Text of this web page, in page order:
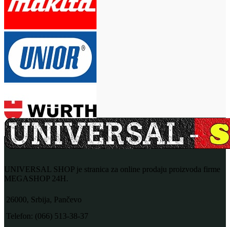
UNIVERSAL SHOP je stranica za online prodaju proizvoda firme
MEGASHOP 24H.
26000, Srbija, Pančevo
Telefon: (066) 513-38-37